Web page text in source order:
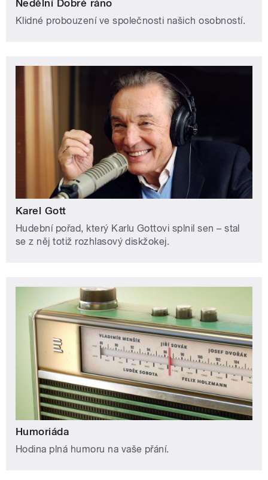
Nedělní Dobré ráno
Klidné probouzení ve společnosti našich osobností.
Karel Gott
Hudební pořad, který Karlu Gottovi splnil sen – stal
se z něj totiž rozhlasový diskžokej.
Humoriáda
Hodina plná humoru na vaše přání.